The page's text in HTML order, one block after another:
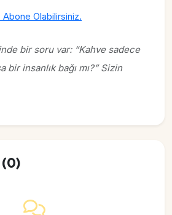
Abone Olabilirsiniz.
bir soru var: “Kahve sadece
insanlık bağı mı?” Sizin